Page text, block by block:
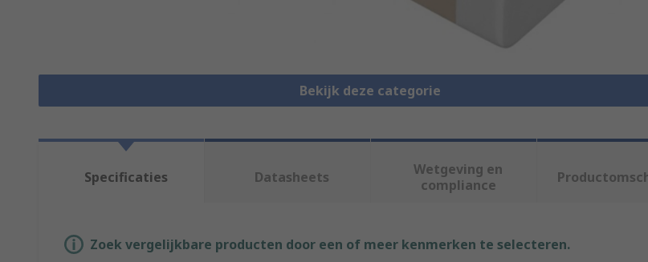
Bekijk deze categorie
Specificaties Datasheets
Wetgeving en
compliance
Zoek vergelijkbare producten door een of meer kenmerken te selecteren.